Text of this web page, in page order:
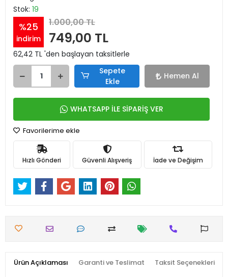
Stok: 19
%25
indirim
1.000,00 TL
749,00 TL
62,42 TL 'den başlayan taksitlerle
Sepete
Ekle
Hemen Al
WHATSAPP İLE SİPARİŞ VER
Favorilerime ekle
Hızlı Gönderi Güvenli Alışveriş İade ve Değişim
Ürün Açıklaması Garanti ve Teslimat Taksit Seçenekleri